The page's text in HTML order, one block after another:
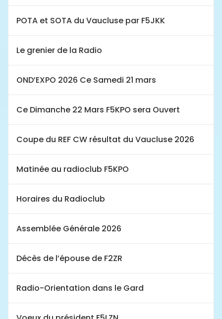
POTA et SOTA du Vaucluse par F5JKK
Le grenier de la Radio
OND’EXPO 2026 Ce Samedi 21 mars
Ce Dimanche 22 Mars F5KPO sera Ouvert
Coupe du REF CW résultat du Vaucluse 2026
Matinée au radioclub F5KPO
Horaires du Radioclub
Assemblée Générale 2026
Décès de l’épouse de F2ZR
Radio-Orientation dans le Gard